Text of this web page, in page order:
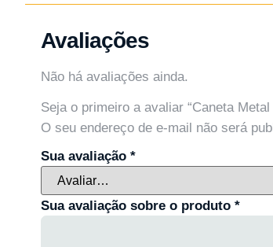
Avaliações
Não há avaliações ainda.
Seja o primeiro a avaliar “Caneta Metal
O seu endereço de e-mail não será
Sua avaliação *
Sua avaliação sobre o produto *